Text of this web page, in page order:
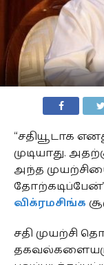
“சதியூடாக
முடியாது.
அந்த
விக்ரமசிங்க
சதி முயற்சி